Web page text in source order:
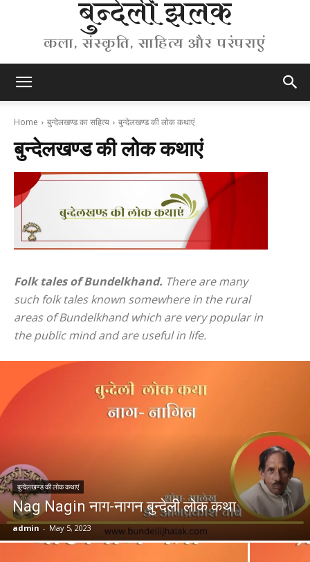
बुन्देली झलक
कला, संस्कृति, साहित्य और परंपराएं
Home बुन्देलखण्ड का सहित्य बुन्देलखण्ड की लोक कथाएं
बुन्देलखण्ड की लोक कथाएं
Folk tales of Bundelkhand. There are many
such folk tales known somewhere in the rural
areas of Bundelkhand which are very popular in
the public mind and are useful in life.
बुन्देलखण्ड की लोक कथाएं
Nag Nagin नाग-नागन बुन्देली लोक कथा
admin - May 5, 2023